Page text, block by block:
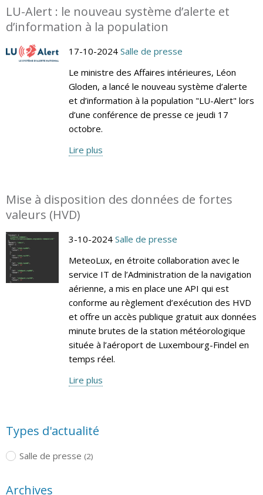
LU-Alert : le nouveau système d’alerte et
d’information à la population
17-10-2024 Salle de presse
Le ministre des Affaires intérieures, Léon
Gloden, a lancé le nouveau système d’alerte
et d’information à la population "LU-Alert" lors
d’une conférence de presse ce jeudi 17
octobre.
Lire plus
Mise à disposition des données de fortes
valeurs (HVD)
3-10-2024 Salle de presse
MeteoLux, en étroite collaboration avec le
service IT de l’Administration de la navigation
aérienne, a mis en place une API qui est
conforme au règlement d’exécution des HVD
et offre un accès publique gratuit aux données
minute brutes de la station météorologique
située à l’aéroport de Luxembourg-Findel en
temps réel.
Lire plus
Types d'actualité
Salle de presse (2)
Archives